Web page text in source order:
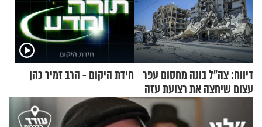
דיווח: צה"ל בונה מחסום עפר
עצום שיחצה את רצועת עזה
חידת היקום - הרב זמיר כהן